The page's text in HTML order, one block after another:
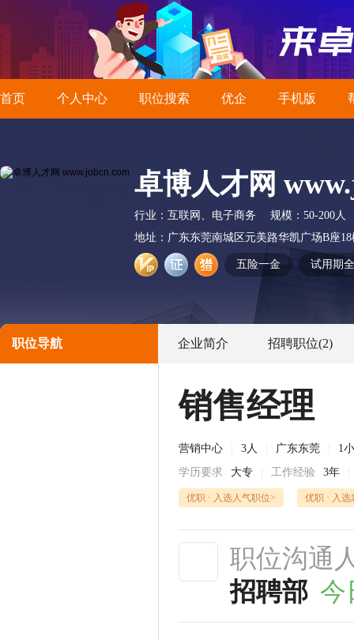
首页 个人中心 职位搜索 优企 手机版
卓博人才网
行业： 互联网、电子商务 规模： 50-200人
地址： 广东东莞南城区元美路华凯广场B座18
五险一金 试用期
职位导航 企业简介 招聘职位(2)
销售经理
营销中心 3人 广东东莞
1
学历要求
大专 工作经验 3年
优职 · 入选人气职位> 优职 · 入
职位沟通
招聘部 今